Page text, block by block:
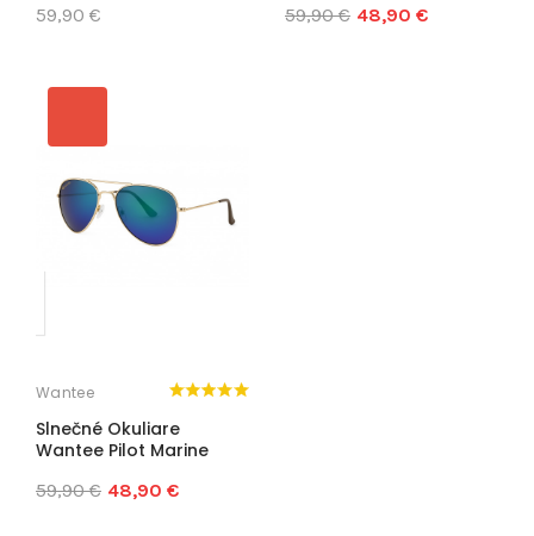
59,90 € 59,90 € 48,90 €
Wantee
Slnečné Okuliare
Wantee Pilot Marine
59,90 € 48,90 €